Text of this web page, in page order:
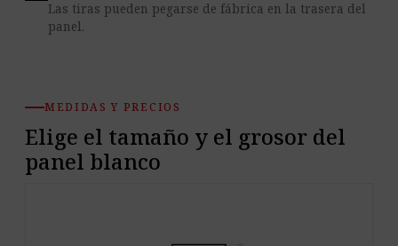
Las tiras pueden pegarse de fábrica en la trasera del
panel.
MEDIDAS Y PRECIOS
Elige el tamaño y el grosor del
panel blanco